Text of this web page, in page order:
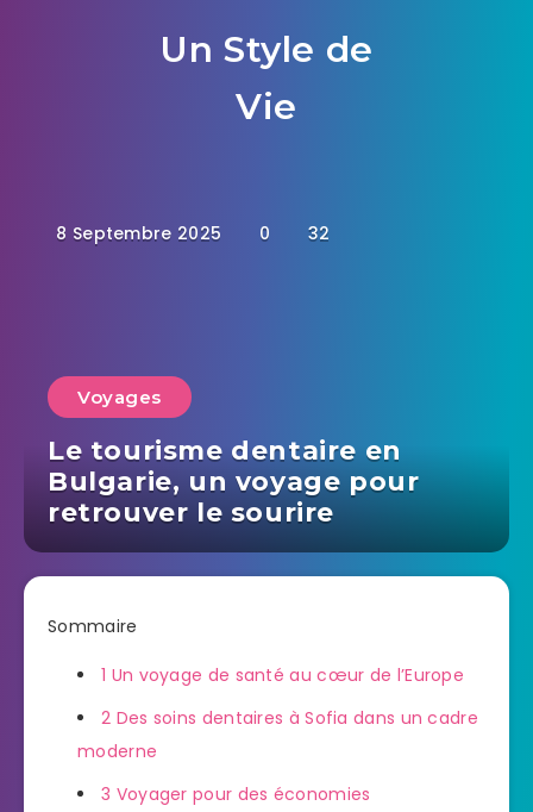
Un Style de
Vie
8 Septembre 2025 0 32
Voyages
Le tourisme dentaire en
Bulgarie, un voyage pour
retrouver le sourire
Sommaire
1 Un voyage de santé au cœur de l’Europe
2 Des soins dentaires à Sofia dans un cadre
moderne
3 Voyager pour des économies